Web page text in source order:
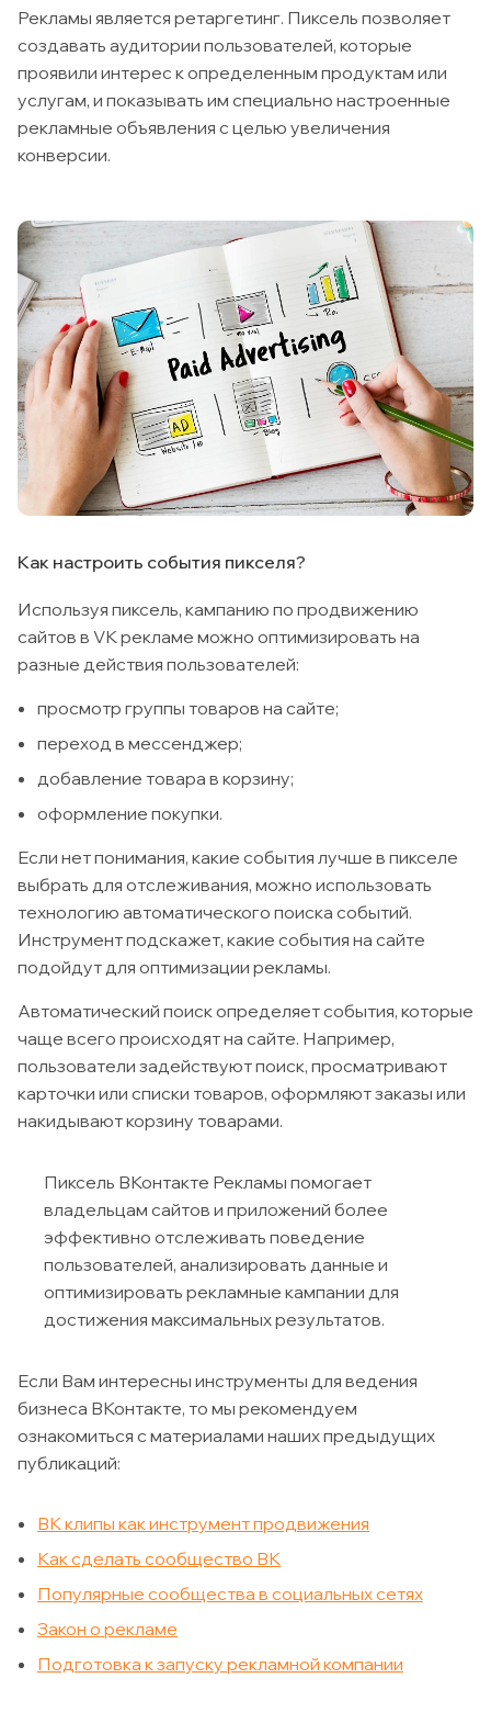
Рекламы является ретаргетинг. Пиксель позволяет
создавать аудитории пользователей, которые
проявили интерес к определенным продуктам или
услугам, и показывать им специально настроенные
рекламные объявления с целью увеличения
конверсии.
Как настроить события пикселя?
Используя пиксель, кампанию по продвижению
сайтов в VK рекламе можно оптимизировать на
разные действия пользователей:
просмотр группы товаров на сайте;
переход в мессенджер;
добавление товара в корзину;
оформление покупки.
Если нет понимания, какие события лучше в пикселе
выбрать для отслеживания, можно использовать
технологию автоматического поиска событий.
Инструмент подскажет, какие события на сайте
подойдут для оптимизации рекламы.
Автоматический поиск определяет события, которые
чаще всего происходят на сайте. Например,
пользователи задействуют поиск, просматривают
карточки или списки товаров, оформляют заказы или
накидывают корзину товарами.
Пиксель ВКонтакте Рекламы помогает
владельцам сайтов и приложений более
эффективно отслеживать поведение
пользователей, анализировать данные и
оптимизировать рекламные кампании для
достижения максимальных результатов.
Если Вам интересны инструменты для ведения
бизнеса ВКонтакте, то мы рекомендуем
ознакомиться с материалами наших предыдущих
публикаций:
ВК клипы как инструмент продвижения
Как сделать сообщество ВК
Популярные сообщества в социальных сетях
Закон о рекламе
Подготовка к запуску рекламной компании